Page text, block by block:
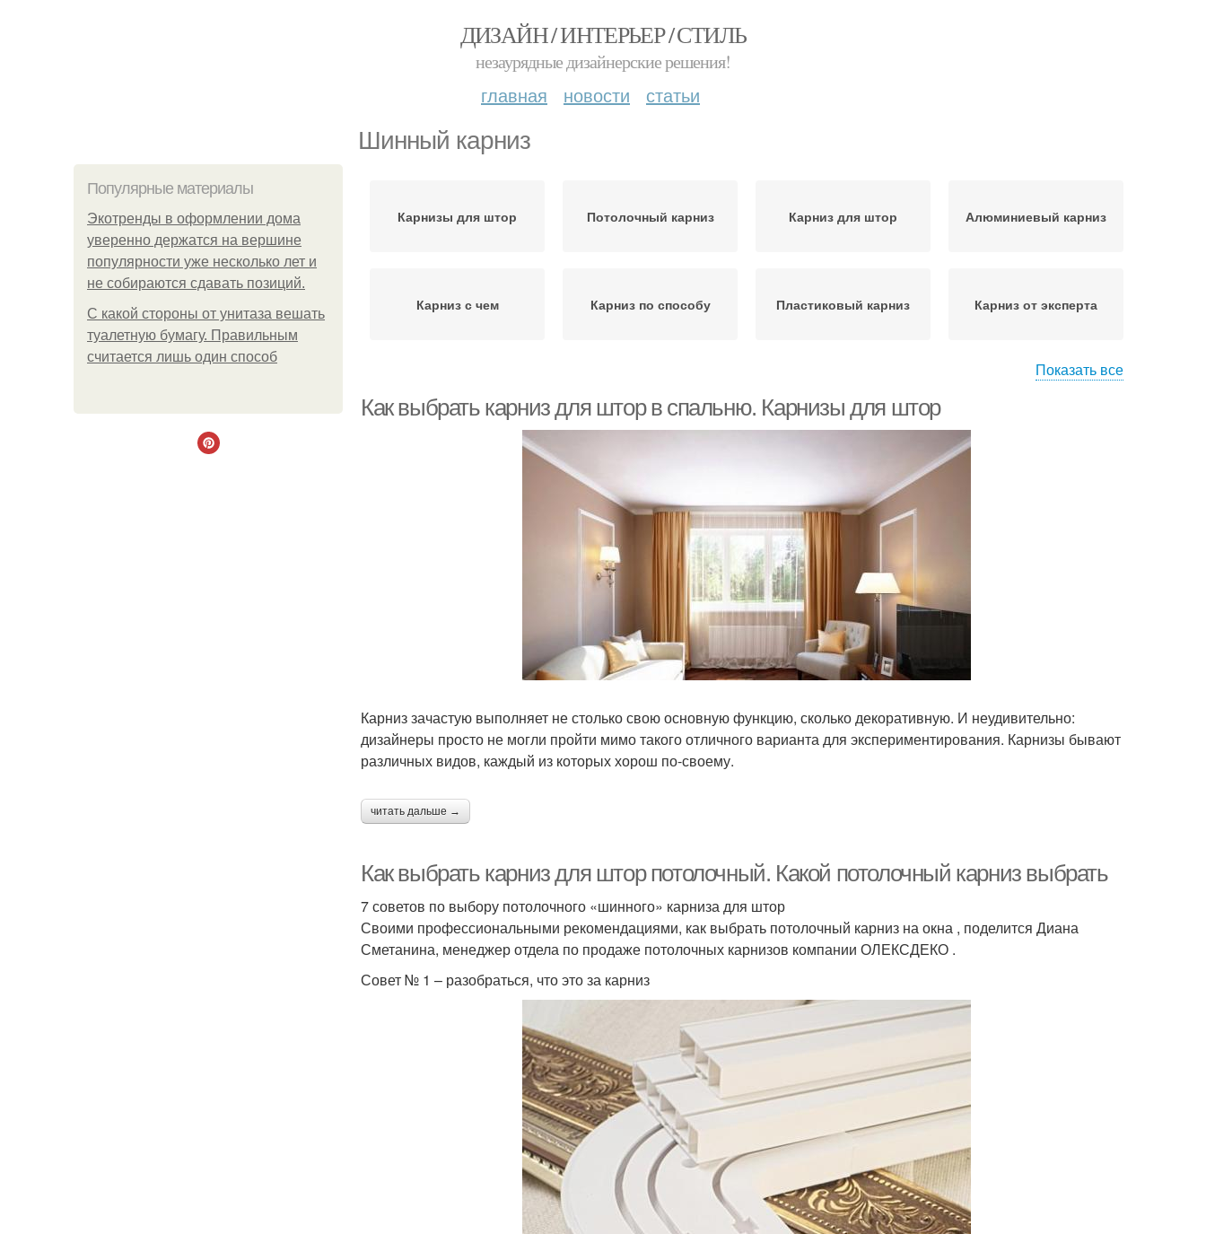
ДИЗАЙН / ИНТЕРЬЕР / СТИЛЬ
незаурядные дизайнерские решения!
главная новости статьи
Шинный карниз
Популярные материалы
Экотренды в оформлении дома
уверенно держатся на вершине
популярности уже несколько лет и
не собираются сдавать позиций.
С какой стороны от унитаза вешать
туалетную бумагу. Правильным
считается лишь один способ
Карнизы для штор Потолочный карниз Карниз для штор Алюминиевый карниз
Карниз с чем Карниз по способу Пластиковый карниз Карниз от эксперта
Показать все
Как выбрать карниз для штор в спальню. Карнизы для штор
Карниз зачастую выполняет не столько свою основную функцию, сколько декоративную. И неудивительно:
дизайнеры просто не могли пройти мимо такого отличного варианта для экспериментирования. Карнизы бывают
различных видов, каждый из которых хорош по-своему.
читать дальше →
Как выбрать карниз для штор потолочный. Какой потолочный карниз выбрать
7 советов по выбору потолочного «шинного» карниза для штор
Своими профессиональными рекомендациями, как выбрать потолочный карниз на окна , поделится Диана
Сметанина, менеджер отдела по продаже потолочных карнизов компании ОЛЕКСДЕКО .
Совет № 1 – разобраться, что это за карниз